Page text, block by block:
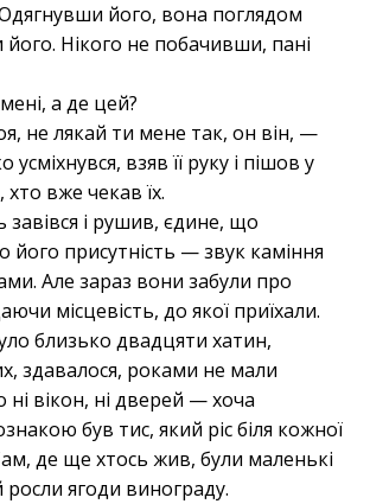
Одягнувши його, вона поглядом
Нікого не побачивши, пані
а де цей?
не лякай ти мене так, он він, —
взяв її руку і пішов у
вже чекав їх.
завівся і рушив, єдине, що
його присутність — звук каміння
Але зараз вони забули про
місцевість, до якої приїхали.
близько двадцяти хатин,
здавалося, роками не мали
ні вікон, ні дверей — хоча
був тис, який ріс біля кожної
де ще хтось жив, були маленькі
росли ягоди винограду.